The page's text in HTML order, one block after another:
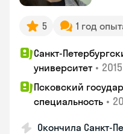
5 1 год
Санкт-
университет •
Псковский
специальность •
Окончила Санкт-